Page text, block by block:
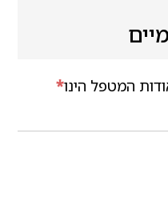
*המטפל הינו